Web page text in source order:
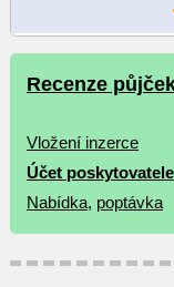
Recenze
Vložení inzerce
Účet poskytovatele
Nabídka, poptávka